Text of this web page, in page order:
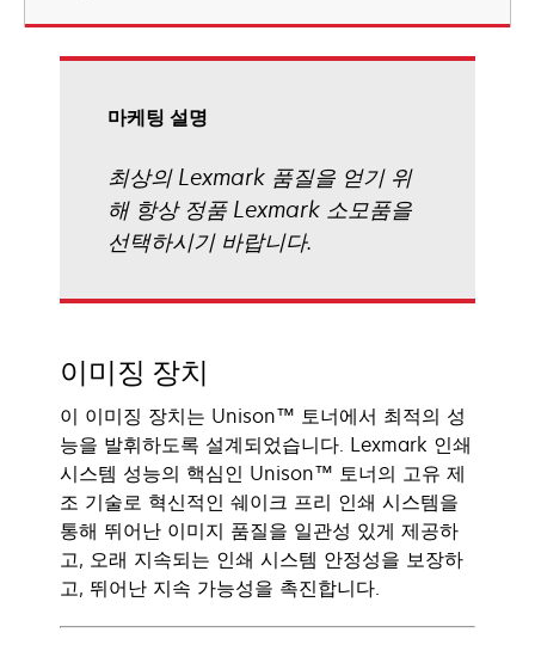
마케팅 설명
최상의 Lexmark 품질을 얻기 위
해 항상 정품 Lexmark 소모품을
선택하시기 바랍니다.
이미징 장치
이 이미징 장치는 Unison™ 토너에서 최적의 성
능을 발휘하도록 설계되었습니다. Lexmark 인쇄
시스템 성능의 핵심인 Unison™ 토너의 고유 제
조 기술로 혁신적인 쉐이크 프리 인쇄 시스템을
통해 뛰어난 이미지 품질을 일관성 있게 제공하
고, 오래 지속되는 인쇄 시스템 안정성을 보장하
고, 뛰어난 지속 가능성을 촉진합니다.